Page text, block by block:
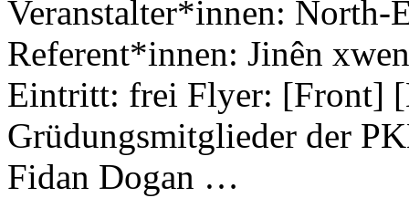
Veranstalter*innen: North-
Referent*innen: Jinên
Eintritt: frei Flyer: [Front]
Grüdungsmitglieder der
Fidan Dogan …